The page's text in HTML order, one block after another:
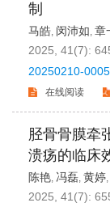
制
马皓, 闵沛如, 章
2025, 41(7):
20250210-
在线阅读
胫骨骨膜牵
溃疡的临床
陈艳, 冯磊, 黄婷,
2025, 41(7):